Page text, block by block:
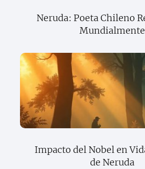
Neruda: Poeta Chileno
Mundialmente
Impacto del Nobel en
de Neruda